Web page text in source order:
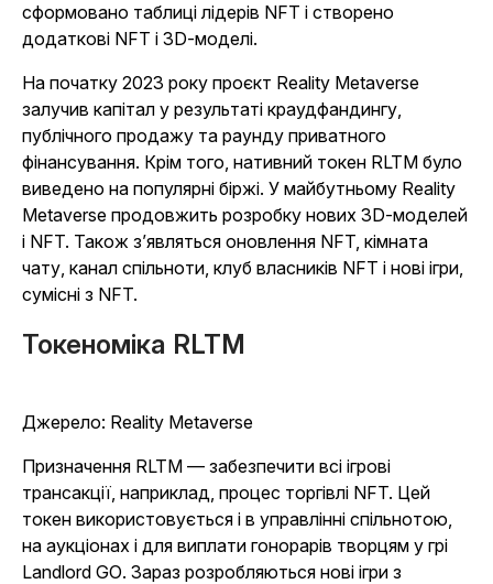
сформовано таблиці лідерів NFT і створено
додаткові NFT і 3D-моделі.
На початку 2023 року проєкт Reality Metaverse
залучив капітал у результаті краудфандингу,
публічного продажу та раунду приватного
фінансування. Крім того, нативний токен RLTM було
виведено на популярні біржі. У майбутньому Reality
Metaverse продовжить розробку нових 3D-моделей
і NFT. Також з’являться оновлення NFT, кімната
чату, канал спільноти, клуб власників NFT і нові ігри,
сумісні з NFT.
Токеноміка RLTM
Джерело: Reality Metaverse
Призначення RLTM — забезпечити всі ігрові
трансакції, наприклад, процес торгівлі NFT. Цей
токен використовується і в управлінні спільнотою,
на аукціонах і для виплати гонорарів творцям у грі
Landlord GO. Зараз розробляються нові ігри з